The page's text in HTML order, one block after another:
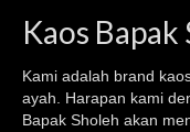
Kaos Bapak
Kami adalah brand
ayah. Harapan kami
Bapak Sholeh akan